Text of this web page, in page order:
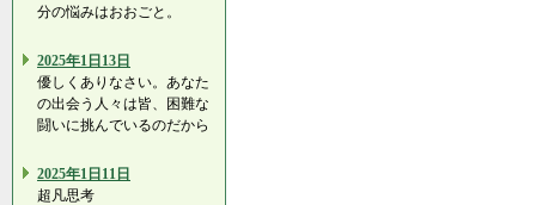
分の悩みはおおごと。
2025年1日13日
優しくありなさい。あなた
の出会う人々は皆、困難な
闘いに挑んでいるのだから
2025年1日11日
超凡思考